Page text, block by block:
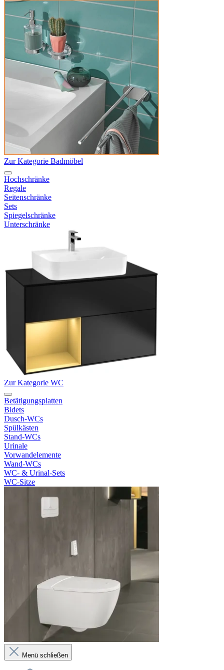
Zur Kategorie Badmöbel
Hochschränke
Regale
Seitenschränke
Sets
Spiegelschränke
Unterschränke
Zur Kategorie WC
Betätigungsplatten
Bidets
Dusch-WCs
Spülkästen
Stand-WCs
Urinale
Vorwandelemente
Wand-WCs
WC- & Urinal-Sets
WC-Sitze
Menü schließen